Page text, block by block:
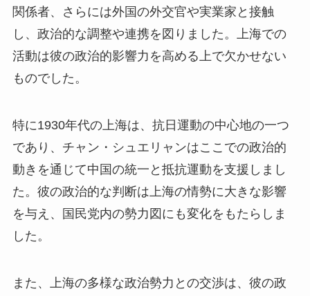
関係者、さらには外国の外交官や実業家と接触
し、政治的な調整や連携を図りました。上海での
活動は彼の政治的影響力を高める上で欠かせない
ものでした。
特に1930年代の上海は、抗日運動の中心地の一つ
であり、チャン・シュエリャンはここでの政治的
動きを通じて中国の統一と抵抗運動を支援しまし
た。彼の政治的な判断は上海の情勢に大きな影響
を与え、国民党内の勢力図にも変化をもたらしま
した。
また、上海の多様な政治勢力との交渉は、彼の政